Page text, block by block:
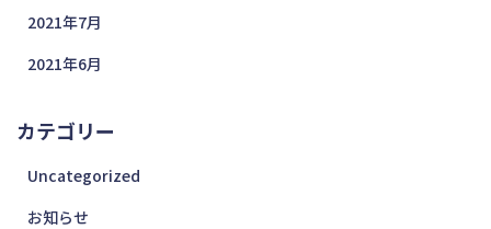
2021年7月
2021年6月
カテゴリー
Uncategorized
お知らせ